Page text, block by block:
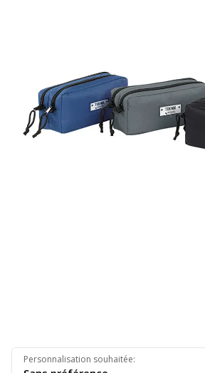
Personnalisation souhaitée: